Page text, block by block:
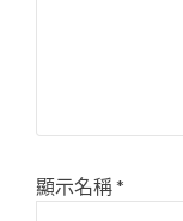
顯示名稱*